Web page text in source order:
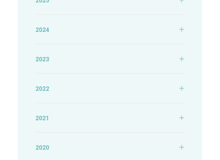
2024
2023
2022
2021
2020